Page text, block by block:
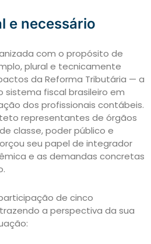
e necessário
com o propósito de
plural e tecnicamente
da Reforma Tributária — a
fiscal brasileiro em
dos profissionais contábeis.
representantes de órgãos
classe, poder público e
seu papel de integrador
e as demandas concretas
de cinco
a perspectiva da sua